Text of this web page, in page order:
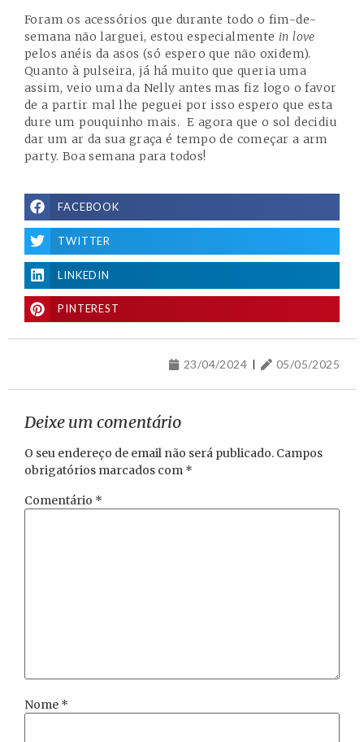
Foram os acessórios que durante todo o fim-de-
semana não larguei, estou especialmente in love
pelos anéis da asos (só espero que não oxidem).
Quanto à pulseira, já há muito que queria uma
assim, veio uma da Nelly antes mas fiz logo o favor
de a partir mal lhe peguei por isso espero que esta
dure um pouquinho mais. E agora que o sol decidiu
dar um ar da sua graça é tempo de começar a arm
party. Boa semana para todos!
FACEBOOK
TWITTER
LINKEDIN
PINTEREST
23/04/2024 05/05/2025
Deixe um comentário
O seu endereço de email não será publicado. Campos
obrigatórios marcados com *
Comentário *
Nome *